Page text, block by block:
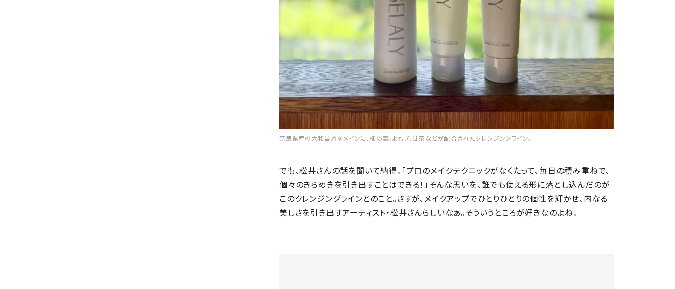
奈良県産の大和当帰をメインに、柿の葉、よもぎ、甘茶などが配合されたクレンジングライン。
でも、松井さんの話を聞いて納得。「プロのメイクテクニックがなくたって、毎日の積み重ねで、
個々のきらめきを引き出すことはできる！」そんな思いを、誰でも使える形に落とし込んだのが
このクレンジングラインとのこと。さすが、メイクアップでひとりひとりの個性を輝かせ、内なる
美しさを引き出すアーティスト・松井さんらしいなぁ。そういうところが好きなのよね。